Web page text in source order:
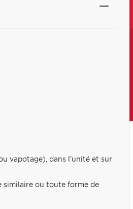
vapotage), dans l'unité et sur
similaire ou toute forme de